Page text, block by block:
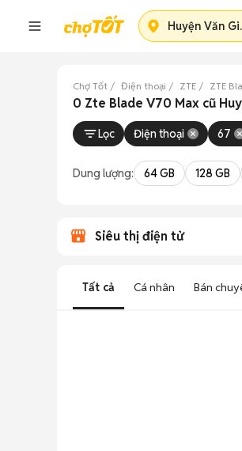
Huyện Văn
Chợ Tốt Điện thoại ZTE ZTE
0 Zte Blade V70 Max cũ
Lọc Điện thoại 67
Dung lượng: 64 GB 128 GB
Siêu thị điện tử
Tất cả Cá nhân Bán